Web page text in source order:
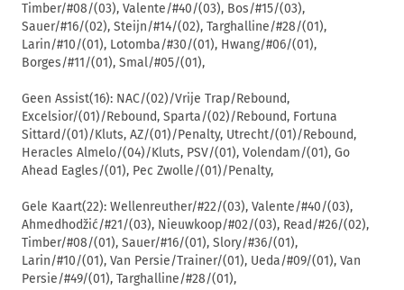
Timber/#08/(03), Valente/#40/(03), Bos/#15/(03),
Sauer/#16/(02), Steijn/#14/(02), Targhalline/#28/(01),
Larin/#10/(01), Lotomba/#30/(01), Hwang/#06/(01),
Borges/#11/(01), Smal/#05/(01),
Geen Assist(16): NAC/(02)/Vrije Trap/Rebound,
Excelsior/(01)/Rebound, Sparta/(02)/Rebound, Fortuna
Sittard/(01)/Kluts, AZ/(01)/Penalty, Utrecht/(01)/Rebound,
Heracles Almelo/(04)/Kluts, PSV/(01), Volendam/(01), Go
Ahead Eagles/(01), Pec Zwolle/(01)/Penalty,
Gele Kaart(22): Wellenreuther/#22/(03), Valente/#40/(03),
Ahmedhodžić/#21/(03), Nieuwkoop/#02/(03), Read/#26/(02),
Timber/#08/(01), Sauer/#16/(01), Slory/#36/(01),
Larin/#10/(01), Van Persie/Trainer/(01), Ueda/#09/(01), Van
Persie/#49/(01), Targhalline/#28/(01),